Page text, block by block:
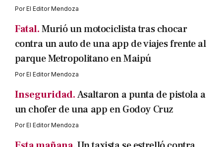
PorEl Editor Mendoza
Fatal.Murió un motociclista tras chocar
contra un auto de una app de viajes frente al
parque Metropolitano en Maipú
PorEl Editor Mendoza
Inseguridad.Asaltaron a punta de pistola a
un chofer de una app en Godoy Cruz
PorEl Editor Mendoza